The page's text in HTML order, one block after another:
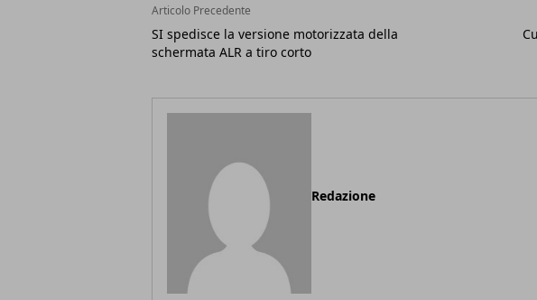
Articolo Precedente
SI spedisce la versione motorizzata della
schermata ALR a tiro corto
Redazione